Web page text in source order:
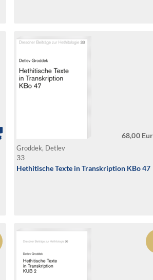
68,00 Eur
Groddek, Detlev
33
Hethitische Texte in Transkription KBo 47